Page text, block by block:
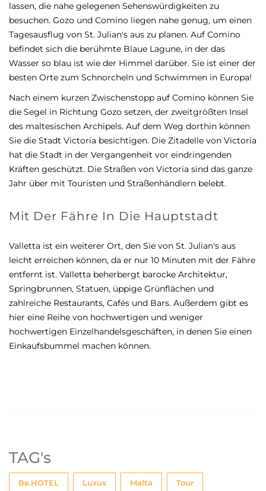
lassen, die nahe gelegenen Sehenswürdigkeiten zu
besuchen. Gozo und Comino liegen nahe genug, um einen
Tagesausflug von St. Julian's aus zu planen. Auf Comino
befindet sich die berühmte Blaue Lagune, in der das
Wasser so blau ist wie der Himmel darüber. Sie ist einer der
besten Orte zum Schnorcheln und Schwimmen in Europa!
Nach einem kurzen Zwischenstopp auf Comino können Sie
die Segel in Richtung Gozo setzen, der zweitgrößten Insel
des maltesischen Archipels. Auf dem Weg dorthin können
Sie die Stadt Victoria besichtigen. Die Zitadelle von Victoria
hat die Stadt in der Vergangenheit vor eindringenden
Kräften geschützt. Die Straßen von Victoria sind das ganze
Jahr über mit Touristen und Straßenhändlern belebt.
Mit Der Fähre In Die Hauptstadt
Valletta ist ein weiterer Ort, den Sie von St. Julian's aus
leicht erreichen können, da er nur 10 Minuten mit der Fähre
entfernt ist. Valletta beherbergt barocke Architektur,
Springbrunnen, Statuen, üppige Grünflächen und
zahlreiche Restaurants, Cafés und Bars. Außerdem gibt es
hier eine Reihe von hochwertigen und weniger
hochwertigen Einzelhandelsgeschäften, in denen Sie einen
Einkaufsbummel machen können.
TAG's
Tags
Be.HOTEL Luxus Malta Tour